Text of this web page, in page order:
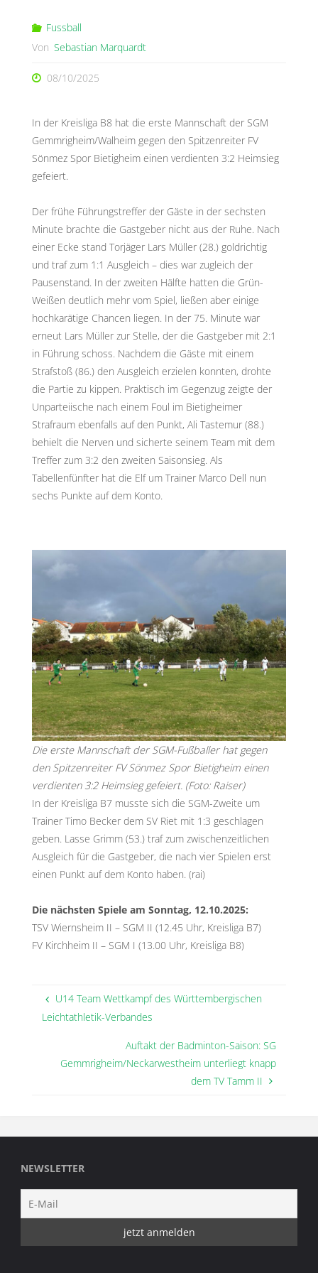
Fussball
Von Sebastian Marquardt
08/10/2025
In der Kreisliga B8 hat die erste Mannschaft der SGM
Gemmrigheim/Walheim gegen den Spitzenreiter FV
Sönmez Spor Bietigheim einen verdienten 3:2 Heimsieg
gefeiert.
Der frühe Führungstreffer der Gäste in der sechsten
Minute brachte die Gastgeber nicht aus der Ruhe. Nach
einer Ecke stand Torjäger Lars Müller (28.) goldrichtig
und traf zum 1:1 Ausgleich – dies war zugleich der
Pausenstand. In der zweiten Hälfte hatten die Grün-
Weißen deutlich mehr vom Spiel, ließen aber einige
hochkarätige Chancen liegen. In der 75. Minute war
erneut Lars Müller zur Stelle, der die Gastgeber mit 2:1
in Führung schoss. Nachdem die Gäste mit einem
Strafstoß (86.) den Ausgleich erzielen konnten, drohte
die Partie zu kippen. Praktisch im Gegenzug zeigte der
Unparteiische nach einem Foul im Bietigheimer
Strafraum ebenfalls auf den Punkt, Ali Tastemur (88.)
behielt die Nerven und sicherte seinem Team mit dem
Treffer zum 3:2 den zweiten Saisonsieg. Als
Tabellenfünfter hat die Elf um Trainer Marco Dell nun
sechs Punkte auf dem Konto.
Die erste Mannschaft der SGM-Fußballer hat gegen
den Spitzenreiter FV Sönmez Spor Bietigheim einen
verdienten 3:2 Heimsieg gefeiert. (Foto: Raiser)
In der Kreisliga B7 musste sich die SGM-Zweite um
Trainer Timo Becker dem SV Riet mit 1:3 geschlagen
geben. Lasse Grimm (53.) traf zum zwischenzeitlichen
Ausgleich für die Gastgeber, die nach vier Spielen erst
einen Punkt auf dem Konto haben. (rai)
Die nächsten Spiele am Sonntag, 12.10.2025:
TSV Wiernsheim II – SGM II (12.45 Uhr, Kreisliga B7)
FV Kirchheim II – SGM I (13.00 Uhr, Kreisliga B8)
U14 Team Wettkampf des Württembergischen
Leichtathletik-Verbandes
Auftakt der Badminton-Saison: SG
Gemmrigheim/Neckarwestheim unterliegt knapp
dem TV Tamm II
NEWSLETTER